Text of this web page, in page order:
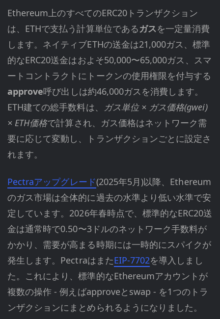
Ethereum上のすべてのERC20トランザクション
は、ETHで支払う計算単位であるガスを一定量消費
します。ネイティブETHの送金は21,000ガス、標準
的なERC20送金はおよそ50,000〜65,000ガス、スマ
ートコントラクトにトークンの使用権限を付与する
approve呼び出しは約46,000ガスを消費します。
ETH建ての総手数料は、
ガス単位 × ガス価格(gwei)
× ETH価格で計算され、ガス価格はネットワーク需
要に応じて変動し、トランザクションごとに設定さ
れます。
Pectraアップグレード(2025年5月)以降、Ethereum
のガス市場は全体的に過去の水準より低い水準で安
定しています。2026年春時点で、標準的なERC20送
金は通常時で0.50〜3ドルのネットワーク手数料が
かかり、需要が高まる時期には一時的にスパイクが
発生します。PectraはまたEIP-7702を導入しまし
た。これにより、標準的なEthereumアカウントが
複数の操作 - 例えばapproveとswap - を1つのトラ
ンザクションにまとめられるようになりました。